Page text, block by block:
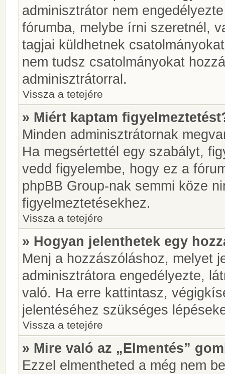
adminisztrátor nem
fórumba, melybe írni szeretnél,
tagjai küldhetnek
nem tudsz csatolmányokat
adminisztrátorral.
Vissza a tetejére
» Miért kaptam
Minden adminisztrátornak
Ha megsértettél egy szabályt,
vedd figyelembe, hogy ez a
phpBB Group-nak semmi köze
figyelmeztetésekhez.
Vissza a tetejére
» Hogyan jelenthetek egy
Menj a hozzászóláshoz, melyet
adminisztrátora engedélyezte,
való. Ha erre kattintasz,
jelentéséhez szükséges
Vissza a tetejére
» Mire való az „Elmentés”
Ezzel elmentheted a még nem